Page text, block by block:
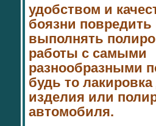
удобством и
боязни
выполнять
работы с самыми
разнообразными
будь то
изделия или
автомобиля.